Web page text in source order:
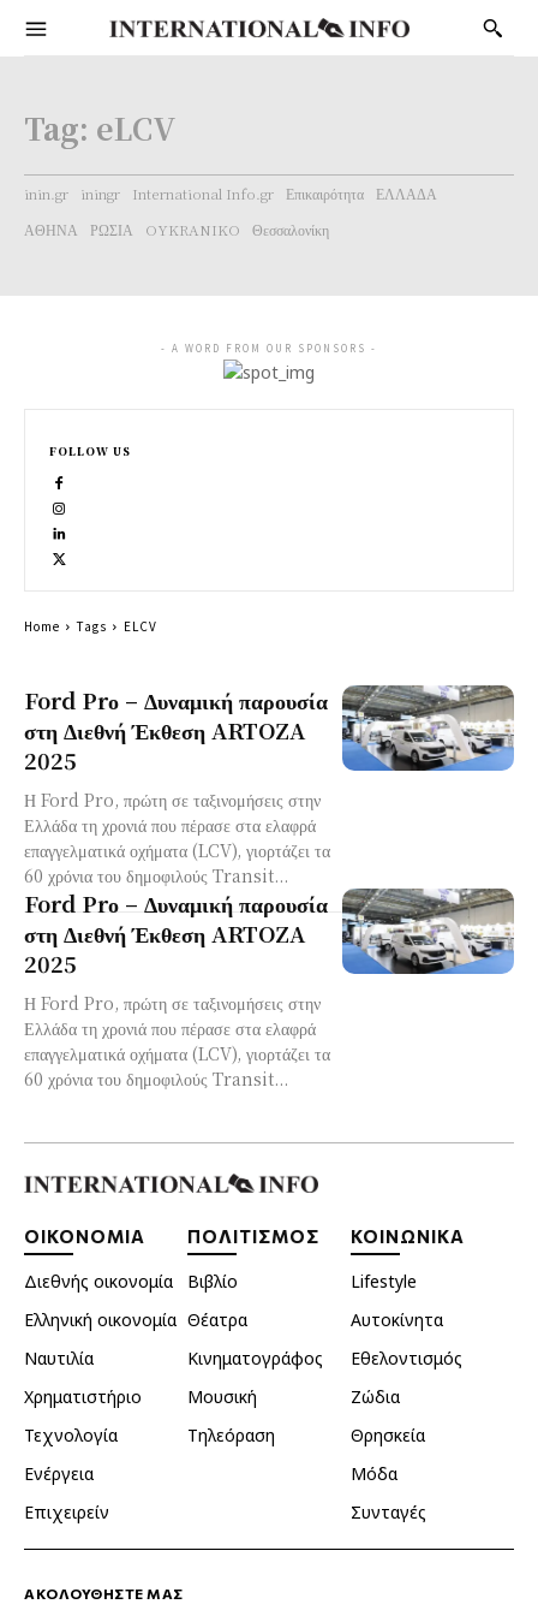
Tag: eLCV
inin.gr iningr International Info.gr Επικαιρότητα
ΕΛΛΑΔΑ
ΑΘΗΝΑ
ΡΩΣΙΑ OYKRANIKO Θεσσαλονίκη
Ford Prο – Δυναμική παρουσία
στη Διεθνή Έκθεση ARTOZA
2025
Η Ford Pro, πρώτη σε ταξινομήσεις στην
Ελλάδα τη χρονιά που πέρασε στα ελαφρά
επαγγελματικά οχήματα (LCV), γιορτάζει τα
60 χρόνια του δημοφιλούς Transit...
Ford Prο – Δυναμική παρουσία
στη Διεθνή Έκθεση ARTOZA
2025
Η Ford Pro, πρώτη σε ταξινομήσεις στην
Ελλάδα τη χρονιά που πέρασε στα ελαφρά
επαγγελματικά οχήματα (LCV), γιορτάζει τα
60 χρόνια του δημοφιλούς Transit...
- A WORD FROM OUR SPONSORS -
FOLLOW US
Home Tags ELCV
ΟΙΚΟΝΟΜΙΑ
Διεθνής οικονομία
Ελληνική οικονομία
Ναυτιλία
Χρηματιστήριο
Τεχνολογία
Ενέργεια
Επιχειρείν
ΠΟΛΙΤΙΣΜΟΣ
Βιβλίο
Θέατρα
Κινηματογράφος
Μουσική
Τηλεόραση
ΚΟΙΝΩΝΙΚΑ
Lifestyle
Αυτοκίνητα
Εθελοντισμός
Ζώδια
Θρησκεία
Μόδα
Συνταγές
ΑΚΟΛΟΥΘΗΣΤΕ ΜΑΣ